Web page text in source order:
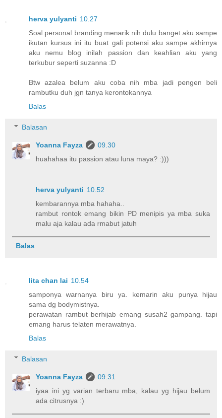
herva yulyanti 10.27
Soal personal branding menarik nih dulu banget aku sampe
ikutan kursus ini itu buat gali potensi aku sampe akhirnya
aku nemu blog inilah passion dan keahlian aku yang
terkubur seperti suzanna :D
Btw azalea belum aku coba nih mba jadi pengen beli
rambutku duh jgn tanya kerontokannya
Balas
Balasan
Yoanna Fayza
09.30
huahahaa itu passion atau luna maya? :)))
herva yulyanti 10.52
kembarannya mba hahaha..
rambut rontok emang bikin PD menipis ya mba suka
malu aja kalau ada rmabut jatuh
Balas
lita chan lai 10.54
samponya warnanya biru ya. kemarin aku punya hijau
sama dg bodymistnya.
perawatan rambut berhijab emang susah2 gampang. tapi
emang harus telaten merawatnya.
Balas
Balasan
Yoanna Fayza
09.31
iyaa ini yg varian terbaru mba, kalau yg hijau belum
ada citrusnya :)